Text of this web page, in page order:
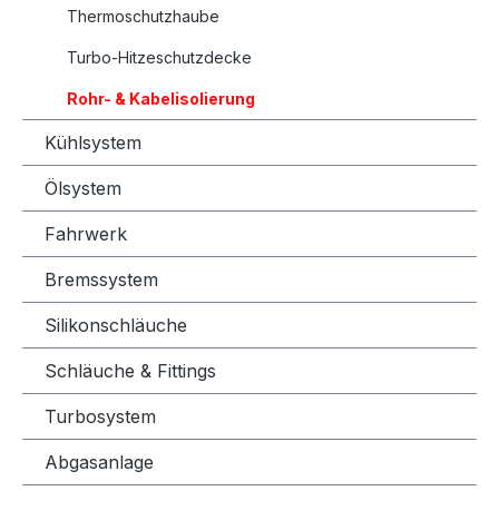
Thermoschutzhaube
Turbo-Hitzeschutzdecke
Rohr- & Kabelisolierung
Kühlsystem
Ölsystem
Fahrwerk
Bremssystem
Silikonschläuche
Schläuche & Fittings
Turbosystem
Abgasanlage